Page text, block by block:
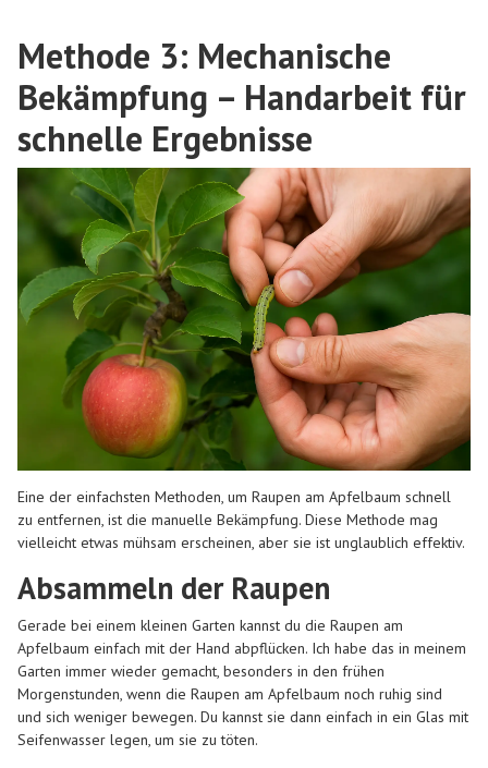
Methode 3: Mechanische
Bekämpfung – Handarbeit für
schnelle Ergebnisse
Eine der einfachsten Methoden, um Raupen am Apfelbaum schnell
zu entfernen, ist die manuelle Bekämpfung. Diese Methode mag
vielleicht etwas mühsam erscheinen, aber sie ist unglaublich effektiv.
Absammeln der Raupen
Gerade bei einem kleinen Garten kannst du die Raupen am
Apfelbaum einfach mit der Hand abpflücken. Ich habe das in meinem
Garten immer wieder gemacht, besonders in den frühen
Morgenstunden, wenn die Raupen am Apfelbaum noch ruhig sind
und sich weniger bewegen. Du kannst sie dann einfach in ein Glas mit
Seifenwasser legen, um sie zu töten.